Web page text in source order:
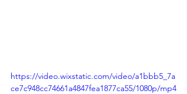
https://video.wixstatic.com/video/a1bbb5_7a
ce7c948cc74661a4847fea1877ca55/1080p/mp4